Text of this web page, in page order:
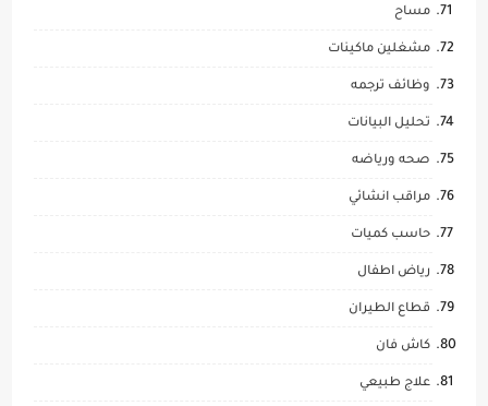
مساح
مشغلين ماكينات
وظائف ترجمه
تحليل البيانات
صحه ورياضه
مراقب انشائي
حاسب كميات
رياض اطفال
قطاع الطيران
كاش فان
علاج طبيعي